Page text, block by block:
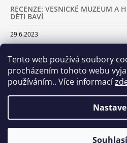
Tento web používá soubory
procházením tohoto webu
používáním.. Více informací
Samoobslužná prodejna otevřena!
RECENZE: VESNICKÉ MUZEUM A
DĚTI BAVÍ
29.6.2023
KOLIK VÁS TO BUDE STÁT
18.2.2023
ARCHIV
© 2026 Dva tátové. Všechna práva